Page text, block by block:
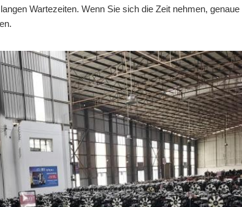
Wartezeiten. Wenn Sie sich die Zeit nehmen,